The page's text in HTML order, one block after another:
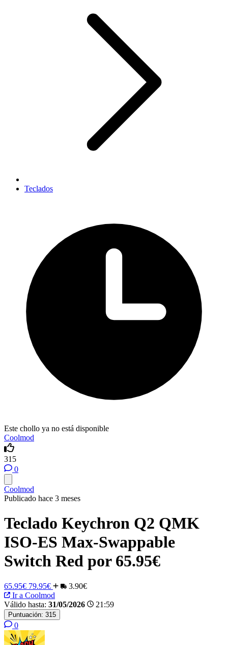
Teclados
Este chollo ya no está disponible
Coolmod
315
0
Coolmod
Publicado hace 3 meses
Teclado Keychron Q2 QMK
ISO-ES Max-Swappable
Switch Red por 65.95€
65.95€ 79.95€
3.90€
Ir a Coolmod
Válido hasta: 31/05/2026 21:59
Puntuación: 315
0